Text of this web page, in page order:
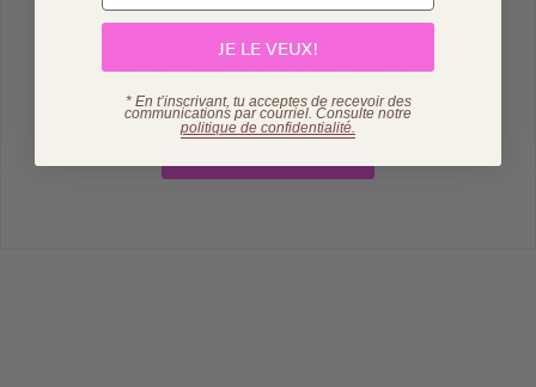
Besoin de conseils ?
Réservez votre consultation gratuite !
JE LE VEUX!
* En t’inscrivant, tu acceptes de recevoir des
communications par courriel. Consulte notre
politique de confidentialité.